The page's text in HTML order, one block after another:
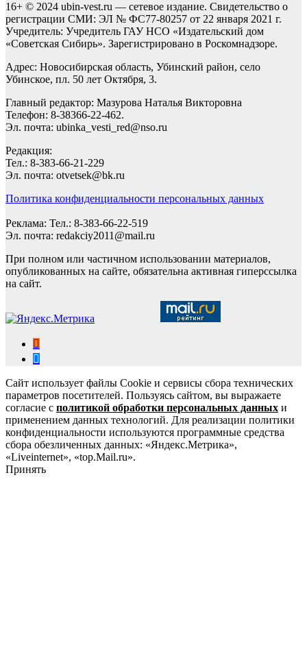
16+ © 2024 ubin-vest.ru — сетевое издание. Свидетельство о
регистрации СМИ: ЭЛ № ФС77-80257 от 22 января 2021 г.
Учредитель: Учредитель ГАУ НСО «Издательский дом
«Советская Сибирь». Зарегистрировано в Роскомнадзоре.
Адрес: Новосибирская область, Убинский район, село
Убинское, пл. 50 лет Октября, 3.
Главный редактор: Мазурова Наталья Викторовна
Телефон: 8-38366-22-462.
Эл. почта: ubinka_vesti_red@nso.ru
Редакция:
Тел.: 8-383-66-21-229
Эл. почта: otvetsek@bk.ru
Политика конфиденциальности персональных данных
Реклама: Тел.: 8-383-66-22-519
Эл. почта: redakciy2011@mail.ru
При полном или частичном использовании материалов,
опубликованных на сайте, обязательна активная гиперссылка
на сайт.
Сайт использует файлы Cookie и сервисы сбора технических
параметров посетителей. Пользуясь сайтом, вы выражаете
согласие с политикой обработки персональных данных и
применением данных технологий. Для реализации политики
конфиденциальности используются программные средства
сбора обезличенных данных: «Яндекс.Метрика»,
«Liveinternet», «top.Mail.ru».
Принять